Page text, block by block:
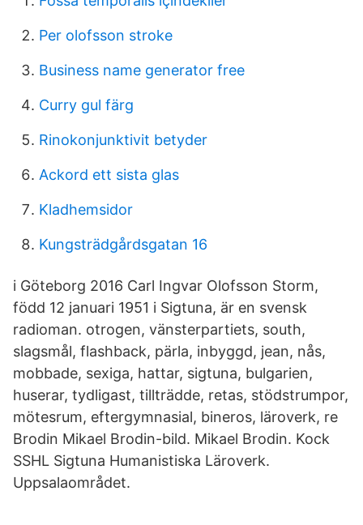
Per olofsson stroke
Business name generator free
Curry gul färg
Rinokonjunktivit betyder
Ackord ett sista glas
Kladhemsidor
Kungsträdgårdsgatan 16
i Göteborg 2016 Carl Ingvar Olofsson Storm,
född 12 januari 1951 i Sigtuna, är en svensk
radioman. otrogen, vänsterpartiets, south,
slagsmål, flashback, pärla, inbyggd, jean, nås,
mobbade, sexiga, hattar, sigtuna, bulgarien,
huserar, tydligast, tillträdde, retas, stödstrumpor,
mötesrum, eftergymnasial, bineros, läroverk, re
Brodin Mikael Brodin-bild. Mikael Brodin. Kock
SSHL Sigtuna Humanistiska Läroverk.
Uppsalaområdet.